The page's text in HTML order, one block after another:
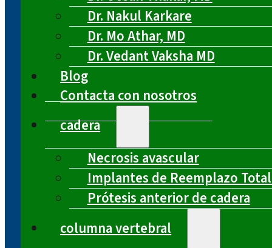
Dr. Nakul Karkare
Dr. Mo Athar, MD
Dr. Vedant Vaksha MD
Blog
Contacta con nosotros
cadera
Necrosis avascular
Implantes de Reemplazo
Prótesis anterior de cadera
columna vertebral